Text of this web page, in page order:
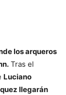
los arqueros
Tras el
Luciano
llegarán